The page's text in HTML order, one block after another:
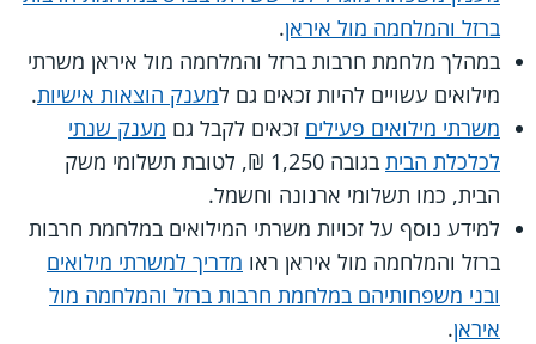
ברזל והמלחמה מול איראן.
במהלך מלחמת חרבות ברזל והמלחמה מול איראן משרתי
מילואים עשויים להיות זכאים גם למענק הוצאות אישיות.
משרתי מילואים פעילים זכאים לקבל גם מענק שנתי
לכלכלת הבית
בגובה 1,250 ₪, לטובת תשלומי משק
הבית, כמו תשלומי ארנונה וחשמל.
למידע נוסף על זכויות משרתי המילואים במלחמת חרבות
ברזל והמלחמה מול איראן ראו מדריך למשרתי מילואים
ובני משפחותיהם במלחמת חרבות ברזל והמלחמה מול
איראן.